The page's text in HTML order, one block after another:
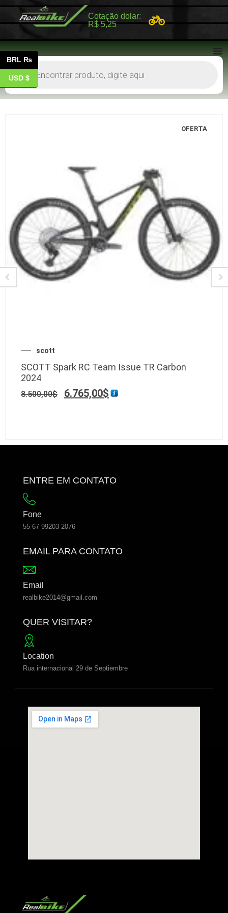
Cotação dolar:
R$ 5,25
OFERTA
scott
SCOTT Spark RC Team Issue TR Carbon
2024
8.500,00$ 6.765,00$
ENTRE EM CONTATO
Fone
55 67 99203 2076
EMAIL PARA CONTATO
Email
realbike2014@gmail.com
QUER VISITAR?
Location
Rua internacional 29 de Septiembre
BRL ₨
USD $